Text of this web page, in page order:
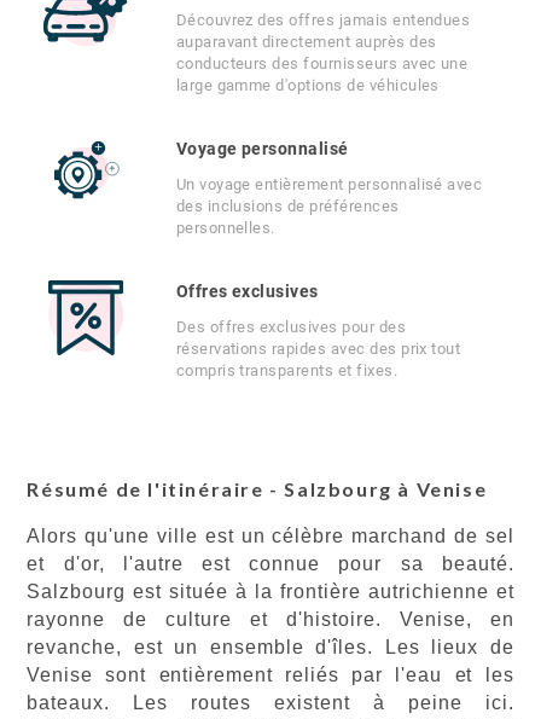
Découvrez des offres jamais entendues
auparavant directement auprès des
conducteurs des fournisseurs avec une
large gamme d'options de véhicules
Voyage personnalisé
Un voyage entièrement personnalisé avec
des inclusions de préférences
personnelles.
Offres exclusives
Des offres exclusives pour des
réservations rapides avec des prix tout
compris transparents et fixes.
Résumé de l'itinéraire - Salzbourg à Venise
Alors qu'une ville est un célèbre marchand de sel
et d'or, l'autre est connue pour sa beauté.
Salzbourg est située à la frontière autrichienne et
rayonne de culture et d'histoire. Venise, en
revanche, est un ensemble d'îles. Les lieux de
Venise sont entièrement reliés par l'eau et les
bateaux. Les routes existent à peine ici.